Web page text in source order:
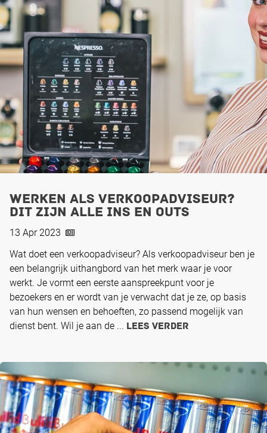
Werken als verkoopadviseur?
Dit zijn alle ins en outs
13 Apr 2023
Wat doet een verkoopadviseur? Als verkoopadviseur ben je
een belangrijk uithangbord van het merk waar je voor
werkt. Je vormt een eerste aanspreekpunt voor je
bezoekers en er wordt van je verwacht dat je ze, op basis
van hun wensen en behoeften, zo passend mogelijk van
dienst bent. Wil je aan de ... Lees verder